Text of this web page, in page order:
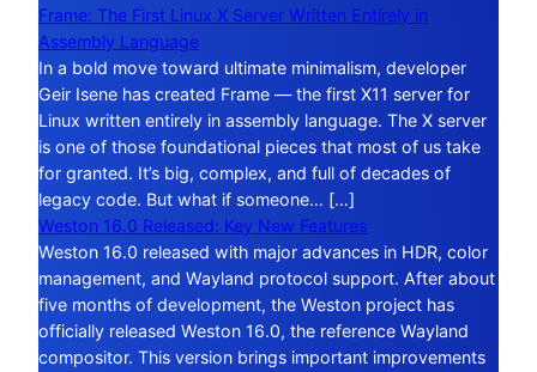
Frame: The First Linux X Server Written Entirely in
Assembly Language
In a bold move toward ultimate minimalism, developer
Geir Isene has created Frame — the first X11 server for
Linux written entirely in assembly language. The X server
is one of those foundational pieces that most of us take
for granted. It’s big, complex, and full of decades of
legacy code. But what if someone… […]
Weston 16.0 Released: Key New Features
Weston 16.0 released with major advances in HDR, color
management, and Wayland protocol support. After about
five months of development, the Weston project has
officially released Weston 16.0, the reference Wayland
compositor. This version brings important improvements